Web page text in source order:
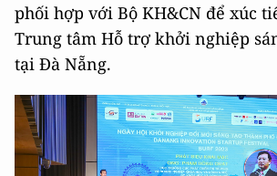
phối hợp với Bộ KH&CN để xúc
Trung tâm Hỗ trợ khởi nghiệp
tại Đà Nẵng.